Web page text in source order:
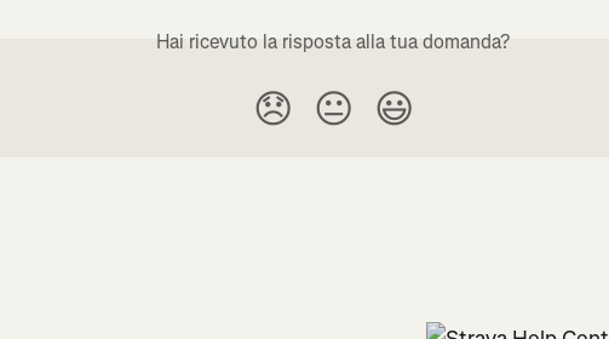
Hai ricevuto la risposta alla tua domanda?
😞 😐 😃